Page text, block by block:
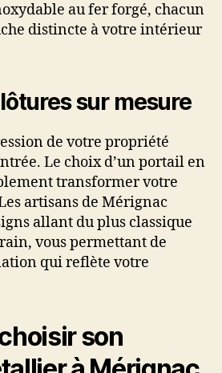
au fer forgé, chacun
distincte à votre intérieur
sur mesure
de votre propriété
Le choix d’un portail en
transformer votre
artisans de Mérignac
allant du plus classique
vous permettant de
qui reflète votre
son